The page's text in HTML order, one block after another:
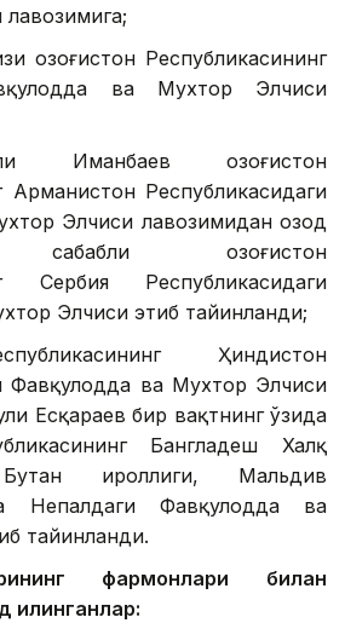
Қозоғистон Республикасининг
ва Мухтор Элчиси
Иманбаев Қозоғистон
Арманистон Республикасидаги
Элчиси лавозимидан озод
сабабли Қозоғистон
Сербия Республикасидаги
Элчиси этиб тайинланди;
Ҳиндистон
Фавқулодда ва Мухтор Элчиси
Есқараев бир вақтнинг ўзида
Бангладеш Халқ
Қироллиги, Мальдив
Непалдаги Фавқулодда ва
тайинланди.
фармонлари билан